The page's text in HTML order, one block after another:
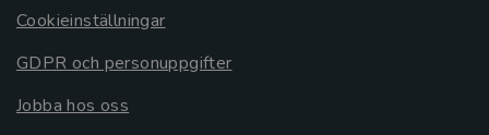
Cookieinställningar
GDPR och personuppgifter
Jobba hos oss